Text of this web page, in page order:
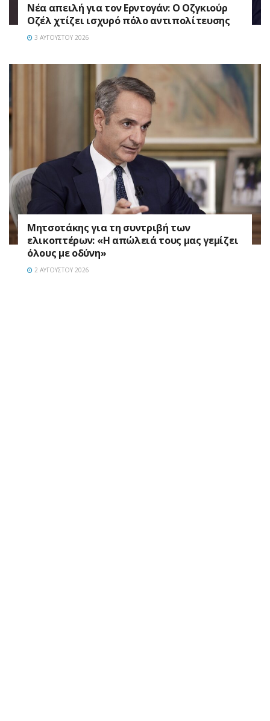
Νέα απειλή για τον Ερντογάν: Ο Οζγκιούρ
Οζέλ χτίζει ισχυρό πόλο αντιπολίτευσης
3 ΑΥΓΟΎΣΤΟΥ 2026
Μητσοτάκης για τη συντριβή των
ελικοπτέρων: «Η απώλειά τους μας γεμίζει
όλους με οδύνη»
2 ΑΥΓΟΎΣΤΟΥ 2026